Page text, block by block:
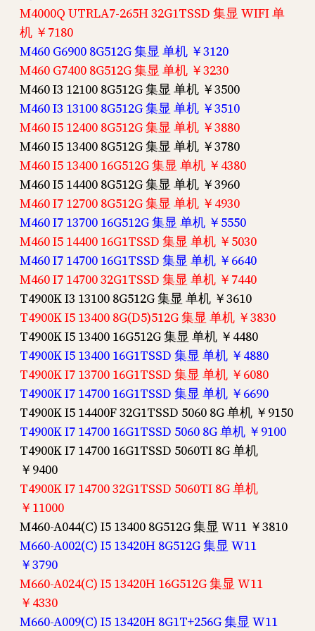
M4000Q UTRLA7-265H 32G1TSSD 集显 WIFI 单
机 ￥7180
M460 G6900 8G512G 集显 单机 ￥3120
M460 G7400 8G512G 集显 单机 ￥3230
M460 I3 12100 8G512G 集显 单机 ￥3500
M460 I3 13100 8G512G 集显 单机 ￥3510
M460 I5 12400 8G512G 集显 单机 ￥3880
M460 I5 13400 8G512G 集显 单机 ￥3780
M460 I5 13400 16G512G 集显 单机 ￥4380
M460 I5 14400 8G512G 集显 单机 ￥3960
M460 I7 12700 8G512G 集显 单机 ￥4930
M460 I7 13700 16G512G 集显 单机 ￥5550
M460 I5 14400 16G1TSSD 集显 单机 ￥5030
M460 I7 14700 16G1TSSD 集显 单机 ￥6640
M460 I7 14700 32G1TSSD 集显 单机 ￥7440
T4900K I3 13100 8G512G 集显 单机 ￥3610
T4900K I5 13400 8G(D5)512G 集显 单机 ￥3830
T4900K I5 13400 16G512G 集显 单机 ￥4480
T4900K I5 13400 16G1TSSD 集显 单机 ￥4880
T4900K I7 13700 16G1TSSD 集显 单机 ￥6080
T4900K I7 14700 16G1TSSD 集显 单机 ￥6690
T4900K I5 14400F 32G1TSSD 5060 8G 单机 ￥9150
T4900K I7 14700 16G1TSSD 5060 8G 单机 ￥9100
T4900K I7 14700 16G1TSSD 5060TI 8G 单机
￥9400
T4900K I7 14700 32G1TSSD 5060TI 8G 单机
￥11000
M460-A044(C) I5 13400 8G512G 集显 W11 ￥3810
M660-A002(C) I5 13420H 8G512G 集显 W11
￥3790
M660-A024(C) I5 13420H 16G512G 集显 W11
￥4330
M660-A009(C) I5 13420H 8G1T+256G 集显 W11